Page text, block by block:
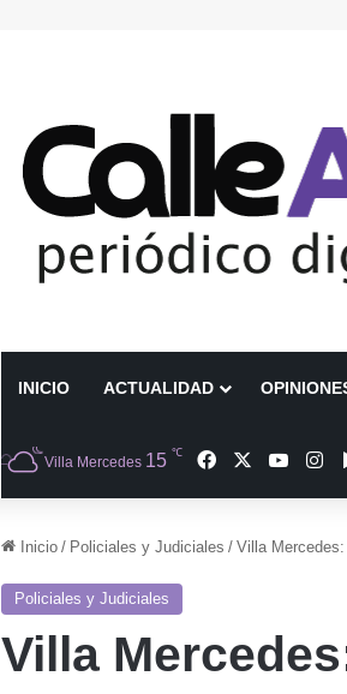
INICIO ACTUALIDAD
Villa Mercedes 15 ℃ Facebook
Inicio / Policiales y Judiciales / Villa
Policiales y Judiciales
Villa